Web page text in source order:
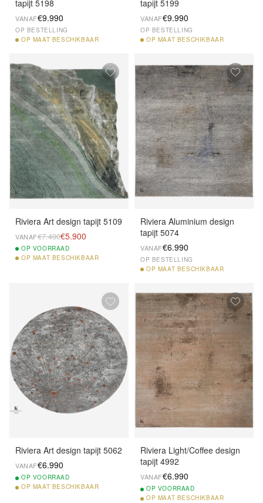
tapijt 5198
VANAF€9.990
OP BESTELLING
OP MAAT BESCHIKBAAR
tapijt 5199
VANAF€9.990
OP BESTELLING
OP MAAT BESCHIKBAAR
Riviera Art design tapijt 5109
VANAF€7.490€5.900
OP VOORRAAD
OP MAAT BESCHIKBAAR
Riviera Aluminium design
tapijt 5074
VANAF€6.990
OP BESTELLING
OP MAAT BESCHIKBAAR
Riviera Art design tapijt 5062
VANAF€6.990
OP VOORRAAD
OP MAAT BESCHIKBAAR
Riviera Light/Coffee design
tapijt 4992
VANAF€6.990
OP VOORRAAD
OP MAAT BESCHIKBAAR